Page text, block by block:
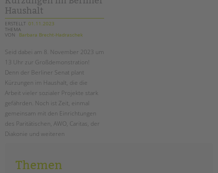
Haushalt
ERSTELLT 01.11.2023
THEMA
VON
Barbara Brecht-Hadraschek
Seid dabei am 8. November 2023 um
13 Uhr zur Großdemonstration!
Denn der Berliner Senat plant
Kürzungen im Haushalt, die die
Arbeit vieler sozialer Projekte stark
gefährden. Noch ist Zeit, einmal
gemeinsam mit den Einrichtungen
des Paritätischen, AWO, Caritas, der
Diakonie und weiteren
Themen